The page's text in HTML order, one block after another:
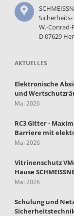
W.-Conrad-
D 07629
AKTUELLES
Elektronische
und
Mai 2026
RC3 Gitter -
Barriere mit
Mai 2026
Vitrinenschutz
Hause
Mai 2026
Schulung und